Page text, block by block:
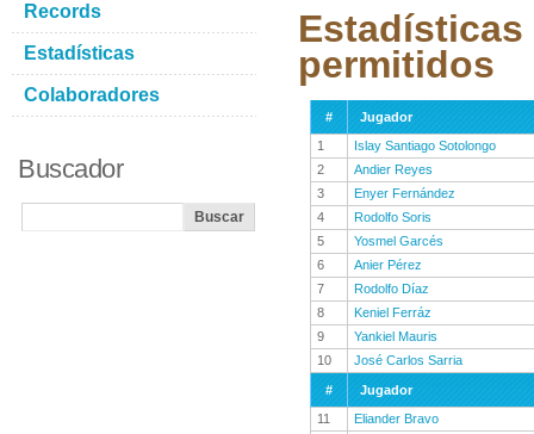
permitidos
#
Jugador
1
Islay Santiago Sotolongo
2
Andier Reyes
3
Enyer Fernández
4
Rodolfo Soris
5
Yosmel Garcés
6
Anier Pérez
7
Rodolfo Díaz
8
Keniel Ferráz
9
Yankiel Mauris
10
José Carlos Sarria
#
Jugador
11
Eliander Bravo
Records
Estadísticas
Colaboradores
Buscador